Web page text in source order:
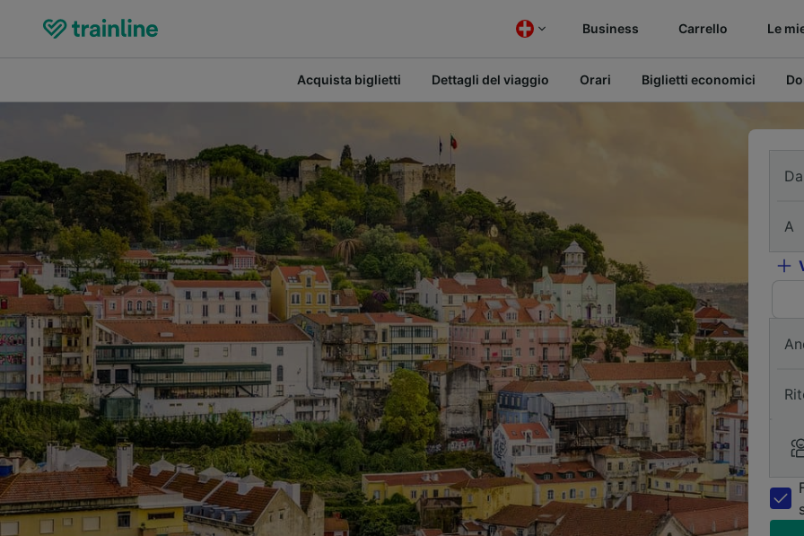
Business Carrello Le
Acquista biglietti Dettagli del viaggio Orari Biglietti economici
Da
A